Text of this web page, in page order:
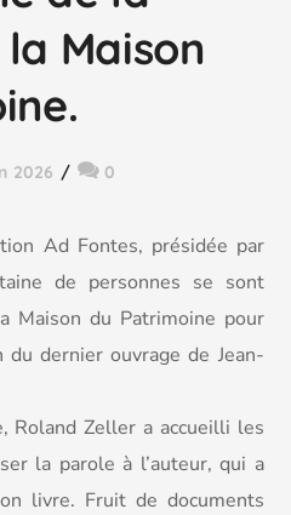
Maison
2026 0
Ad Fontes, présidée par
de personnes se sont
Maison du Patrimoine pour
dernier ouvrage de Jean-
Roland Zeller a accueilli les
la parole à l’auteur, qui a
livre. Fruit de documents